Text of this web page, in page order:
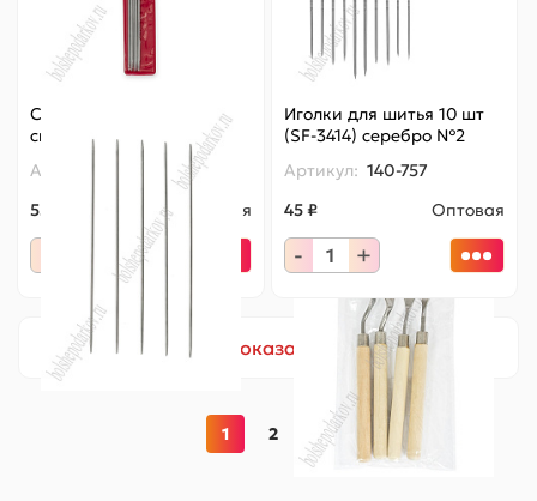
Спицы для вязания 20
см*2 мм (5 шт) SF-7771
Артикул:
55 ₽
Оптовая
Иголки для шитья 10 шт
(SF-3414) серебро №2
Артикул: 140-757
45 ₽
Оптовая
- +
Показать еще
1 2